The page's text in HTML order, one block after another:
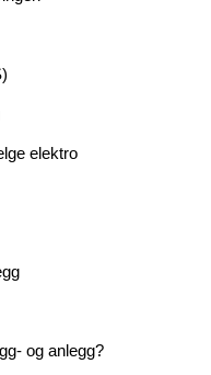
elektro
og anlegg?